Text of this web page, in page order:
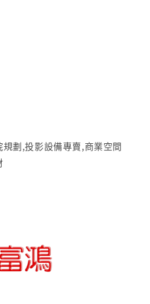
劃,投影設備專賣,商業空間